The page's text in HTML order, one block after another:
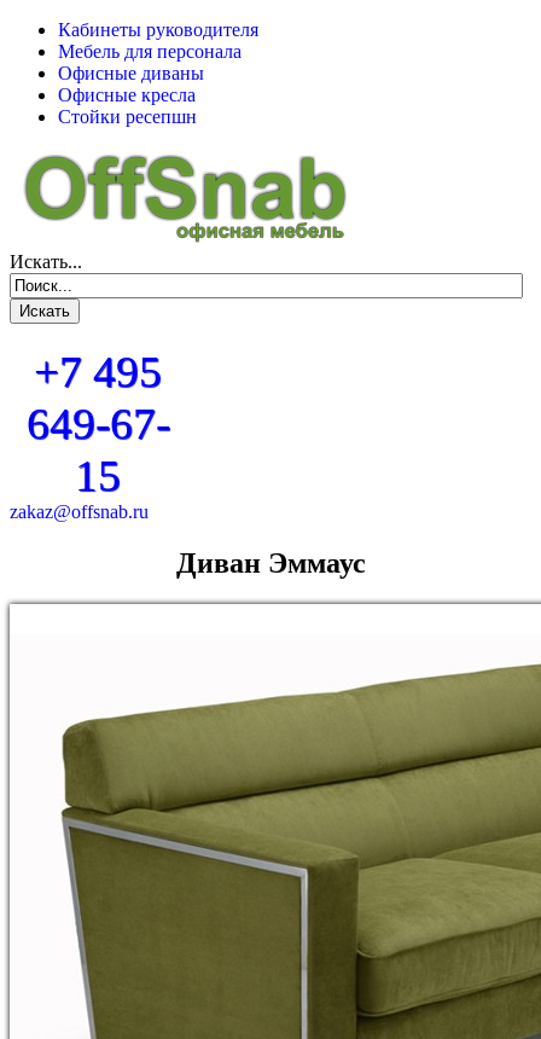
Кабинеты руководителя
Мебель для персонала
Офисные диваны
Офисные кресла
Стойки ресепшн
Искать...
+7 495
649-67-
15
zakaz@offsnab.ru
Диван Эммаус